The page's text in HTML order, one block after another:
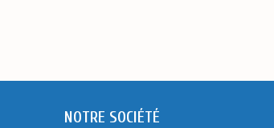
NOTRE SOCIÉTÉ